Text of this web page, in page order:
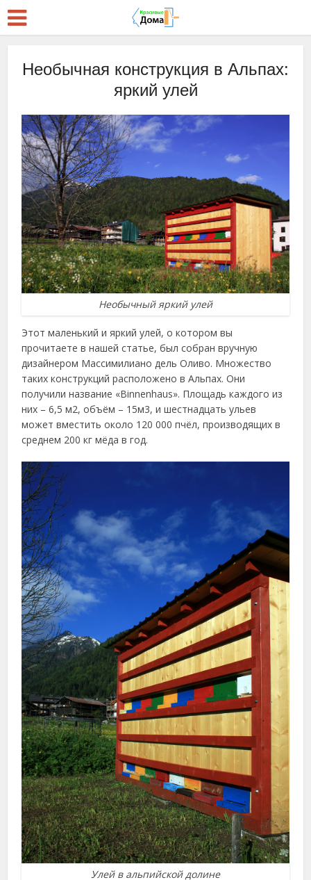
Необычная конструкция в Альпах:
яркий улей
Необычный яркий улей
Этот маленький и яркий улей, о котором вы
прочитаете в нашей статье, был собран вручную
дизайнером Массимилиано дель Оливо. Множество
таких конструкций расположено в Альпах. Они
получили название «Binnenhaus». Площадь каждого из
них – 6,5 м2, объём – 15м3, и шестнадцать ульев
может вместить около 120 000 пчёл, производящих в
среднем 200 кг мёда в год.
Улей в альпийской долине